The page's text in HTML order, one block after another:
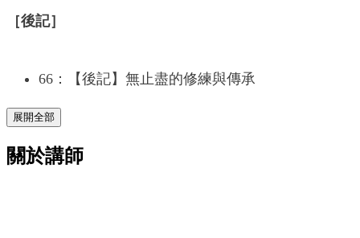
［後記］
66：【後記】無止盡的修練與傳承
展開全部
關於講師